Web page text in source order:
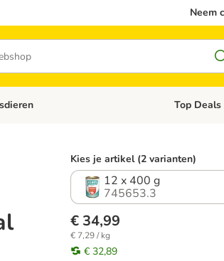
Neem
Katten Open
Top Deals
Kies je artikel (2 varianten)
12 x 400 g
745653.3
€ 34,99
€ 7,29 / kg
€ 32,89